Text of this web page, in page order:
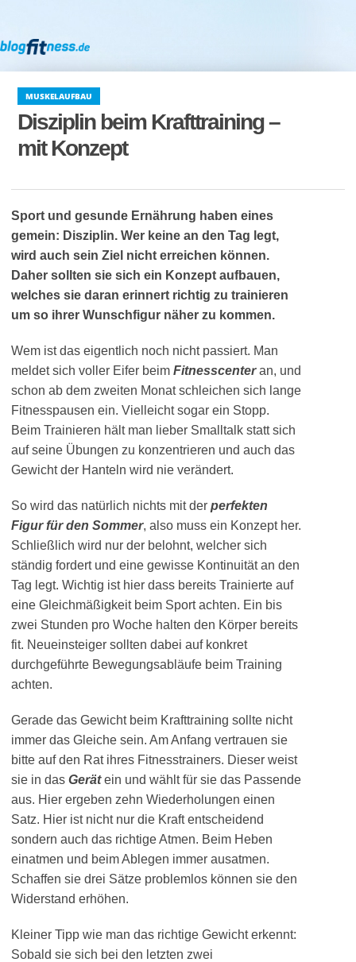
MUSKELAUFBAU
Disziplin beim Krafttraining –
mit Konzept
Sport und gesunde Ernährung haben eines
gemein: Disziplin. Wer keine an den Tag legt,
wird auch sein Ziel nicht erreichen können.
Daher sollten sie sich ein Konzept aufbauen,
welches sie daran erinnert richtig zu trainieren
um so ihrer Wunschfigur näher zu kommen.
Wem ist das eigentlich noch nicht passiert. Man
meldet sich voller Eifer beim Fitnesscenteran, und
schon ab dem zweiten Monat schleichen sich lange
Fitnesspausen ein. Vielleicht sogar ein Stopp.
Beim Trainieren hält man lieber Smalltalk statt sich
auf seine Übungen zu konzentrieren und auch das
Gewicht der Hanteln wird nie verändert.
So wird das natürlich nichts mit der perfekten
Figur für den Sommer, also muss ein Konzept her.
Schließlich wird nur der belohnt, welcher sich
ständig fordert und eine gewisse Kontinuität an den
Tag legt. Wichtig ist hier dass bereits Trainierte auf
eine Gleichmäßigkeit beim Sport achten. Ein bis
zwei Stunden pro Woche halten den Körper bereits
fit. Neueinsteiger sollten dabei auf konkret
durchgeführte Bewegungsabläufe beim Training
achten.
Gerade das Gewicht beim Krafttraining sollte nicht
immer das Gleiche sein. Am Anfang vertrauen sie
bitte auf den Rat ihres Fitnesstrainers. Dieser weist
sie in das Gerätein und wählt für sie das Passende
aus. Hier ergeben zehn Wiederholungen einen
Satz. Hier ist nicht nur die Kraft entscheidend
sondern auch das richtige Atmen. Beim Heben
einatmen und beim Ablegen immer ausatmen.
Schaffen sie drei Sätze problemlos können sie den
Widerstand erhöhen.
Kleiner Tipp wie man das richtige Gewicht erkennt:
Sobald sie sich bei den letzten zwei